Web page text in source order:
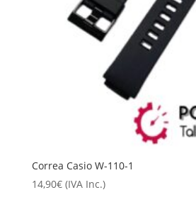
Correa Casio W-110-1
14,90€ (IVA Inc.)